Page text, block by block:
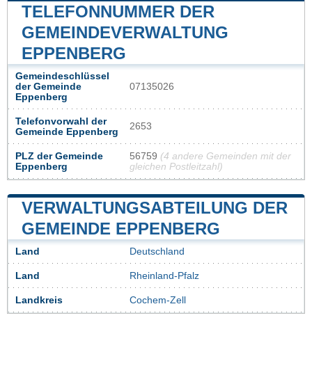
TELEFONNUMMER DER
GEMEINDEVERWALTUNG
EPPENBERG
Gemeindeschlüssel
der Gemeinde
Eppenberg
07135026
Telefonvorwahl der
Gemeinde Eppenberg
2653
PLZ der Gemeinde
Eppenberg
56759 (4 andere Gemeinden mit der
gleichen Postleitzahl)
VERWALTUNGSABTEILUNG DER
GEMEINDE EPPENBERG
Land Deutschland
Land Rheinland-Pfalz
Landkreis Cochem-Zell